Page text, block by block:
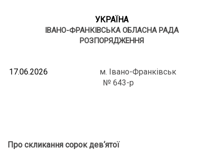
УКРАЇНА
ІВАНО-ФРАНКІВСЬКА ОБЛАСНА РАДА
РОЗПОРЯДЖЕННЯ
17.06.2026
м. Івано-Франківськ
№ 643-р
Про скликання сорок дев‘ятої